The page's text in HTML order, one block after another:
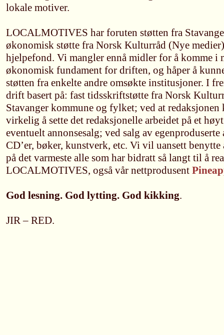
lokale motiver.
LOCALMOTIVES har foruten støtten fra
økonomisk støtte fra Norsk Kulturråd (Nye
hjelpefond. Vi mangler ennå midler for å komme i
økonomisk fundament for driften, og håper å
støtten fra enkelte andre omsøkte institusjoner. I
drift basert på: fast tidsskriftstøtte fra Norsk
Stavanger kommune og fylket; ved at
virkelig å sette det redaksjonelle arbeidet på et
eventuelt annonsesalg; ved salg av
CD’er, bøker, kunstverk, etc. Vi vil uansett
på det varmeste alle som har bidratt så langt til å
LOCALMOTIVES, også vår nettprodusent
God lesning. God lytting. God kikking.
JIR – RED.